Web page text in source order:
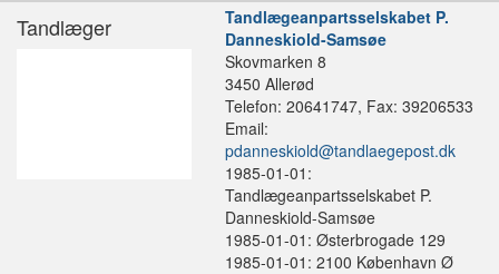
Tandlæger
Tandlægeanpartsselskabet P.
Danneskiold-Samsøe
Skovmarken 8
3450 Allerød
Telefon: 20641747, Fax: 39206533
Email:
pdanneskiold@tandlaegepost.dk
1985-01-01:
Tandlægeanpartsselskabet P.
Danneskiold-Samsøe
1985-01-01: Østerbrogade 129
1985-01-01: 2100 København Ø